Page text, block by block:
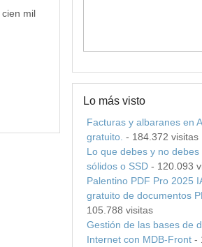
mil
Lo más visto
Facturas y albaranes en
gratuito. - 184.372 visitas
Lo que debes y no
sólidos o SSD- 120.093
Palentino PDF Pro 2025
gratuito de documentos
105.788 visitas
Gestión de las bases de
Internet con MDB-Front-